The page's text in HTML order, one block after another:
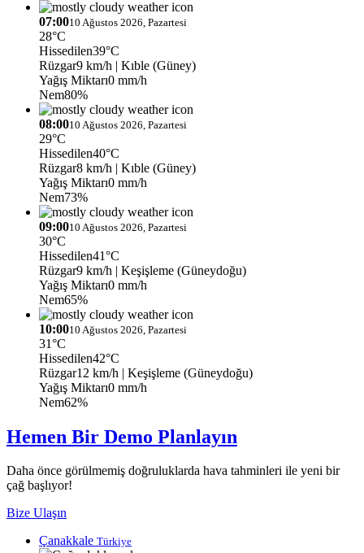
07:0010 Ağustos 2026, Pazartesi
28°C
Hissedilen39°C
Rüzgar9 km/h | Kıble (Güney)
Yağış Miktarı0 mm/h
Nem80%
08:0010 Ağustos 2026, Pazartesi
29°C
Hissedilen40°C
Rüzgar8 km/h | Kıble (Güney)
Yağış Miktarı0 mm/h
Nem73%
09:0010 Ağustos 2026, Pazartesi
30°C
Hissedilen41°C
Rüzgar9 km/h | Keşişleme (Güneydoğu)
Yağış Miktarı0 mm/h
Nem65%
10:0010 Ağustos 2026, Pazartesi
31°C
Hissedilen42°C
Rüzgar12 km/h | Keşişleme (Güneydoğu)
Yağış Miktarı0 mm/h
Nem62%
Hemen Bir Demo Planlayın
Daha önce görülmemiş doğruluklarda hava tahminleri ile yeni bir
çağ başlıyor!
Bize Ulaşın
Çanakkale Türkiye